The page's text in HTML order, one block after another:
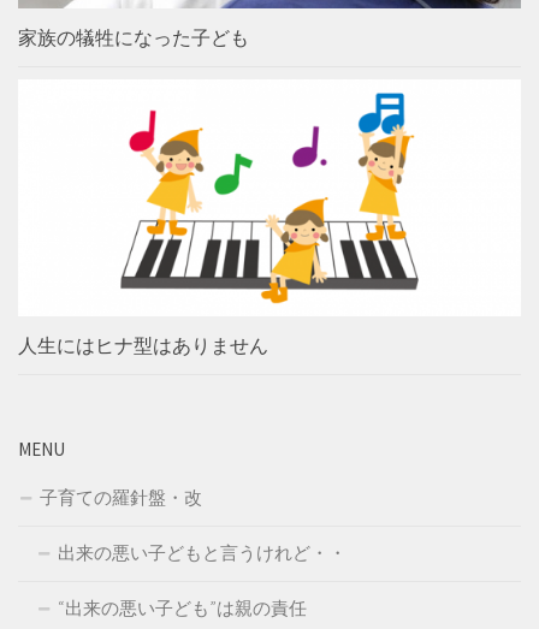
家族の犠牲になった子ども
人生にはヒナ型はありません
MENU
子育ての羅針盤・改
出来の悪い子どもと言うけれど・・
“出来の悪い子ども”は親の責任